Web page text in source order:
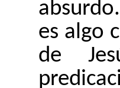
es algo
de